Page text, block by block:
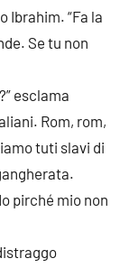
Ibrahim. “Fa la
Se tu non
esclama
Rom, rom,
tuti slavi di
pirché mio non